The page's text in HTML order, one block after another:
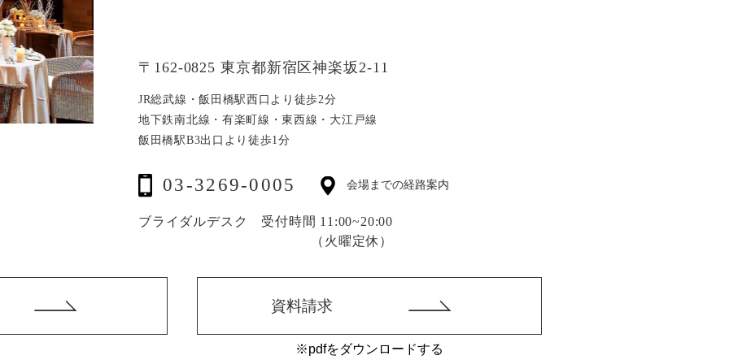
〒162-0825 東京都新宿区神楽坂2-11
JR総武線・飯田橋駅西口より徒歩2分
地下鉄南北線・有楽町線・東西線・大江戸線
飯田橋駅B3出口より徒歩1分
会場までの経路案内
03-3269-0005
ブライダルデスク 受付時間 11:00~20:00
（火曜定休）
資料請求
※pdfをダウンロードする